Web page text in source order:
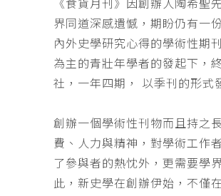
《食貨月刊》因創辦人陶希聖
界同道深感遺憾，期盼仍有一
內外史學研究心得的學術性期
為主的青壯年學者的發起下，
社，一年四期， 以季刊的形式
創辦一個學術性刊物而且持之
費、人力與精神，對學術工作
了參與者的熱忱外，更需要學
此，新史學在創辦伊始，不僅